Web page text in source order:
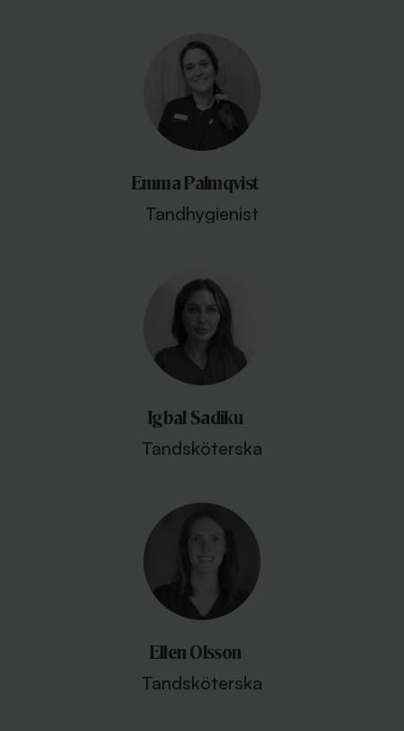
Emma Palmqvist
Tandhygienist
Igbal Sadiku
Tandsköterska
Ellen Olsson
Tandsköterska